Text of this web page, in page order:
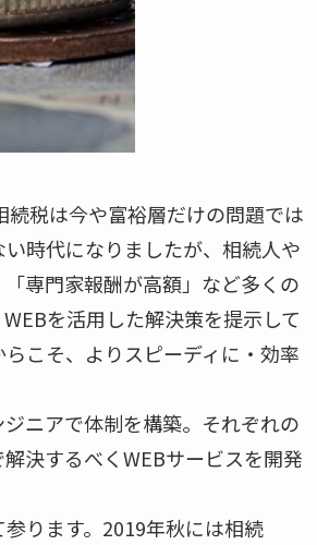
税は今や富裕層だけの問題では
時代になりましたが、相続人や
専門家報酬が高額」など多くの
を活用した解決策を提示して
こそ、よりスピーディに・効率
ニアで体制を構築。それぞれの
決するべくWEBサービスを開発
ります。2019年秋には相続